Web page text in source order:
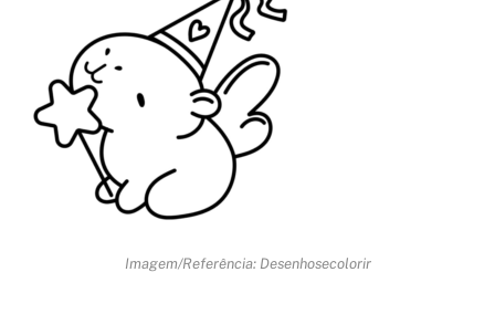
Imagem/Referência: Desenhosecolorir